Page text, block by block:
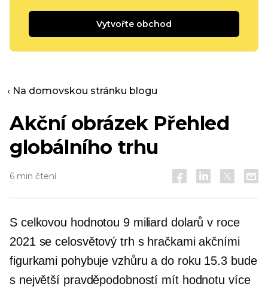
Vytvořte obchod
‹ Na domovskou stránku blogu
Akční obrázek Přehled
globálního trhu
6 min čtení
S celkovou hodnotou 9 miliard dolarů v roce
2021 se celosvětový trh s hračkami akčními
figurkami pohybuje vzhůru a do roku 15.3 bude
s největší pravděpodobností mít hodnotu více